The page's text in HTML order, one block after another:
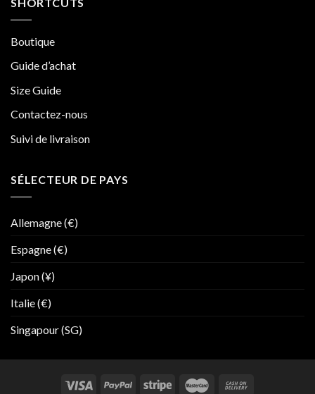
Boutique
Guide d’achat
Size Guide
Contactez-nous
Suivi de livraison
SÉLECTEUR DE PAYS
Allemagne (€)
Espagne (€)
Japon (¥)
Italie (€)
Singapour (SG)